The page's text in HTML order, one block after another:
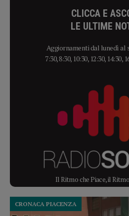
CLICCA E
LE ULTIME
Aggiornamenti dal lunedì al
7:30, 8:30, 10:30, 12:30, 14:30,
Il Ritmo che Piace, il
CRONACA PIACENZA